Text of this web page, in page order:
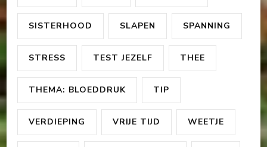
SISTERHOOD SLAPEN SPANNING
STRESS TEST JEZELF THEE
THEMA: BLOEDDRUK TIP
VERDIEPING VRIJE TIJD WEETJE